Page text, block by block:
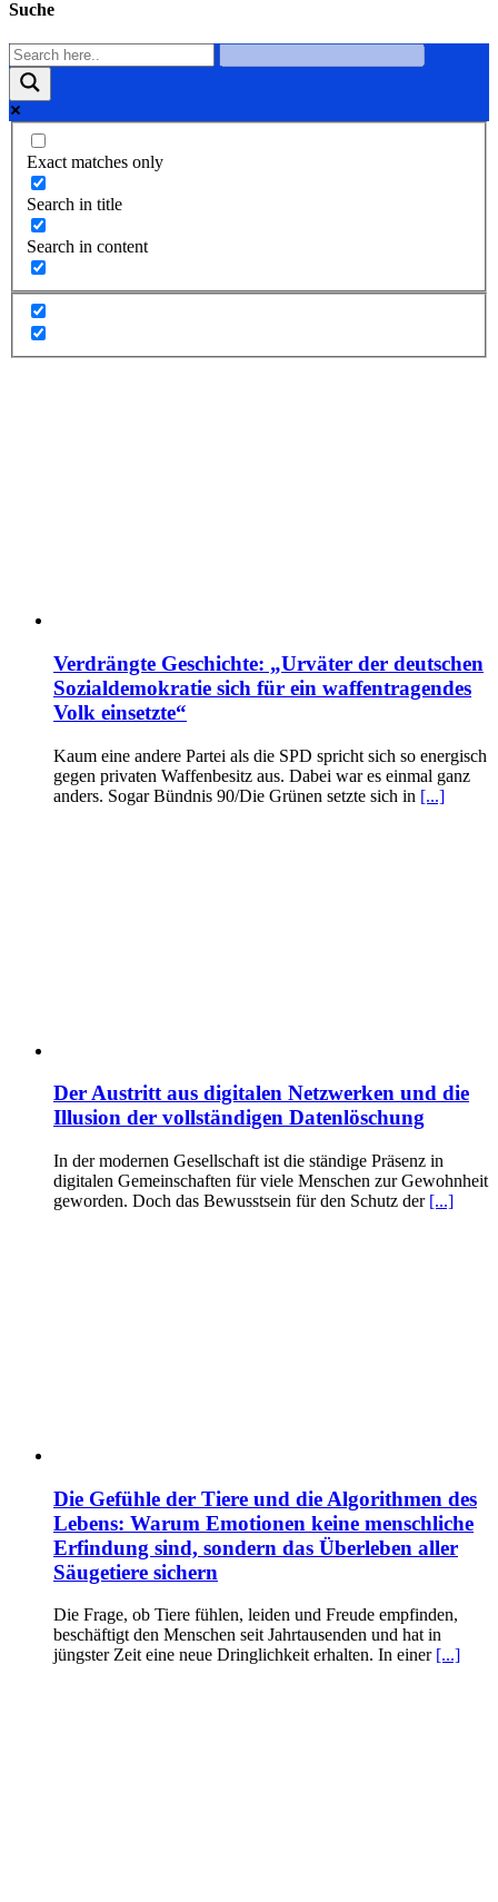
Suche
Exact matches only
Search in title
Search in content
Verdrängte Geschichte: „Urväter der deutschen
Sozialdemokratie sich für ein waffentragendes
Volk einsetzte“
Kaum eine andere Partei als die SPD spricht sich so energisch
gegen privaten Waffenbesitz aus. Dabei war es einmal ganz
anders. Sogar Bündnis 90/Die Grünen setzte sich in [...]
Der Austritt aus digitalen Netzwerken und die
Illusion der vollständigen Datenlöschung
In der modernen Gesellschaft ist die ständige Präsenz in
digitalen Gemeinschaften für viele Menschen zur Gewohnheit
geworden. Doch das Bewusstsein für den Schutz der [...]
Die Gefühle der Tiere und die Algorithmen des
Lebens: Warum Emotionen keine menschliche
Erfindung sind, sondern das Überleben aller
Säugetiere sichern
Die Frage, ob Tiere fühlen, leiden und Freude empfinden,
beschäftigt den Menschen seit Jahrtausenden und hat in
jüngster Zeit eine neue Dringlichkeit erhalten. In einer [...]